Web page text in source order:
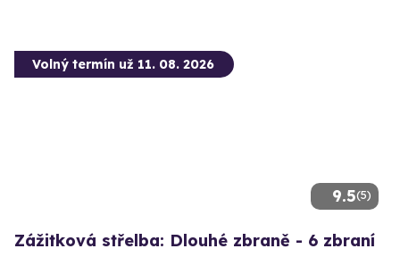
9.5(5)
Volný termín už 11. 08. 2026
Zážitková střelba: Dlouhé zbraně - 6 zbraní